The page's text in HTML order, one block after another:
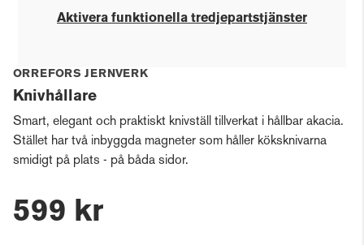
Aktivera funktionella tredjepartstjänster
ORREFORS JERNVERK
Knivhållare
Smart, elegant och praktiskt knivställ tillverkat i hållbar akacia.
Stället har två inbyggda magneter som håller köksknivarna
smidigt på plats - på båda sidor.
599 kr